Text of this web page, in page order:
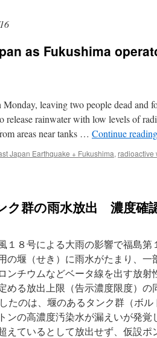
as Fukushima
leaving two people dead and
release rainwater with low levels of
areas near tanks … Continue reading
Japan Earthquake + Fukushima, radioactive
ク群の雨水放出 濃度確
１８号による大雨の影響で福島
の堰（せき）に雨水がたまり、一
ンチウムなどベータ線を出す放
める放出上限（告示濃度限度）
たのは、堰のあるタンク群（ボル
ンの高濃度汚染水が漏えいが発
えているとして放出せず、仮設ポ